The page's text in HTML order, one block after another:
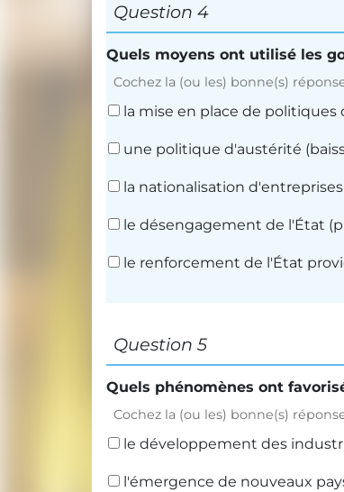
Question 4
Quels moyens ont utilisé les
Cochez la (ou les) bonne(s)
la mise en place de politiques
une politique d'austérité
la nationalisation
le désengagement de l'État
le renforcement de l'État
Question 5
Quels phénomènes ont
Cochez la (ou les) bonne(s)
le développement des
l'émergence de nouveaux